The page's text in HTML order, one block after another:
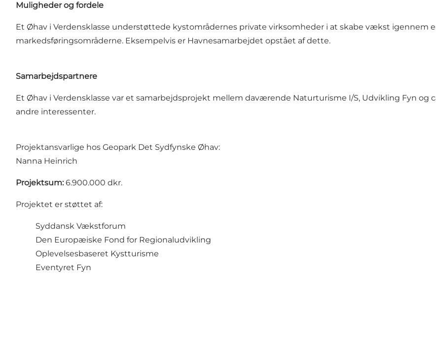
Muligheder og fordele
Et Øhav i Verdensklasse understøttede kystområdernes private virksomheder i at skabe vækst igennem
markedsføringsområderne. Eksempelvis er Havnesamarbejdet opstået af dette.
Samarbejdspartnere
Et Øhav i Verdensklasse var et samarbejdsprojekt mellem daværende Naturturisme I/S, Udvikling Fyn og
andre interessenter.
Projektansvarlige hos Geopark Det Sydfynske Øhav:
Nanna Heinrich
Projektsum: 6.900.000 dkr.
Projektet er støttet af:
Syddansk Vækstforum
Den Europæiske Fond for Regionaludvikling
Oplevelsesbaseret Kystturisme
Eventyret Fyn